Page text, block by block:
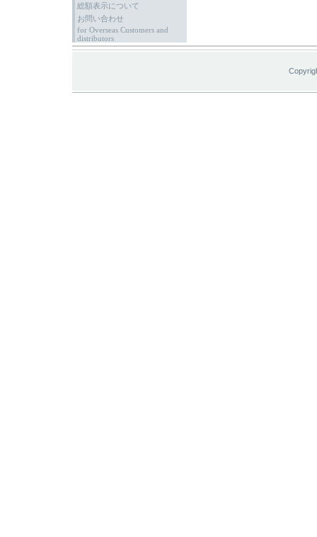
総額表示について
お問い合わせ
for Overseas Customers and
distributors